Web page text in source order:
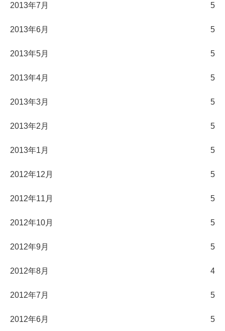
2013年7月 5
2013年6月 5
2013年5月 5
2013年4月 5
2013年3月 5
2013年2月 5
2013年1月 5
2012年12月 5
2012年11月 5
2012年10月 5
2012年9月 5
2012年8月 4
2012年7月 5
2012年6月 5